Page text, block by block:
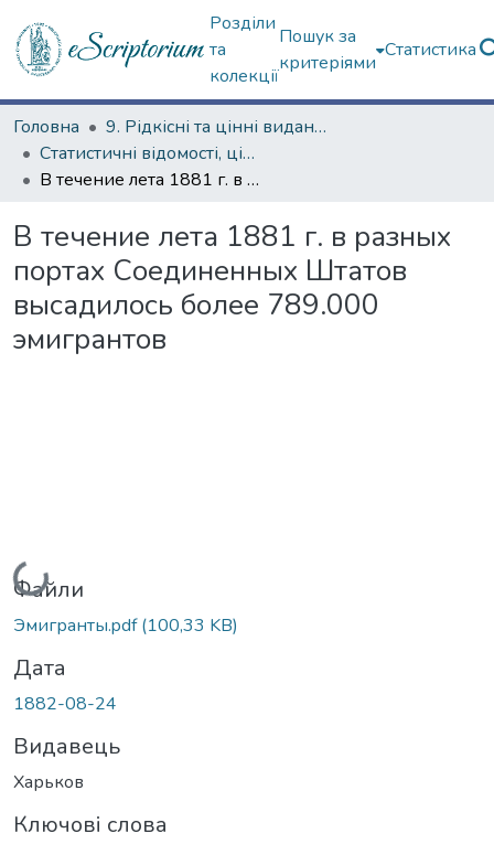
Розділи
та
колекції
Пошук за
критеріями
Статистика
Головна
9. Рідкісні та цінні видання
Статистичні відомості, цікавинки (сторінками періодичних видань)
В течение лета 1881 г. в разных портах Соединенных Штатов высадилось более 789.000 эмигрантов
В течение лета 1881 г. в разных
портах Соединенных Штатов
высадилось более 789.000
эмигрантов
Вантажиться...
Файли
Эмигранты.pdf(100,33 KB)
Дата
1882-08-24
Видавець
Харьков
Ключові слова